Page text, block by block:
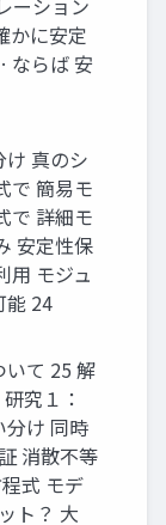
かに安定
ならば 安
真のシ
で 簡易モ
で 詳細モ
安定性保
用 モジュ
能 24
いて 25 解
究１：
分け 同時
消散不等
式 モデ
ト？ 大